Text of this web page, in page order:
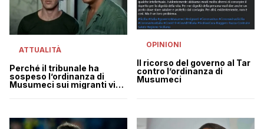
ATTUALITÀ
Perché il tribunale ha
sospeso l’ordinanza di
Musumeci sui migranti via
OPINIONI
Il ricorso del governo al Tar
contro l’ordinanza di
Musumeci